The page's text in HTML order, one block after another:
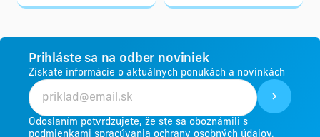
Prihláste sa na odber noviniek
Získate informácie o aktuálnych ponukách a novinkách
Odoslaním potvrdzujete, že ste sa oboznámili s
podmienkami spracúvania ochrany osobných údajov.